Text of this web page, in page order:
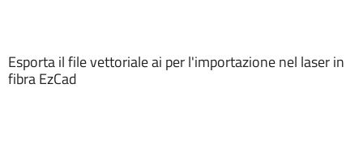
Esporta il file vettoriale ai per l'importazione nel laser in
fibra EzCad